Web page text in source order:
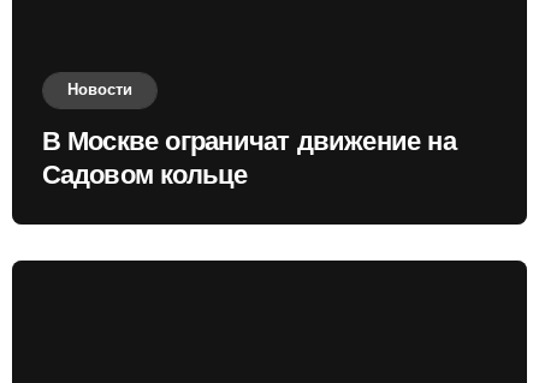
Новости
В Москве ограничат движение на
Садовом кольце